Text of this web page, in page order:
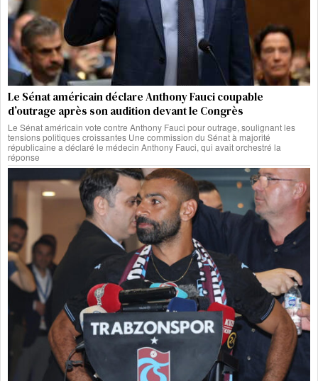
Le Sénat américain déclare Anthony Fauci coupable
d’outrage après son audition devant le Congrès
Le Sénat américain vote contre Anthony Fauci pour outrage, soulignant les
tensions politiques croissantes Une commission du Sénat à majorité
républicaine a déclaré le médecin Anthony Fauci, qui avait orchestré la
réponse